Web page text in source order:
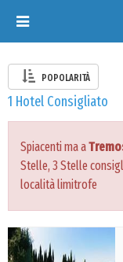
Toggle
navigation
POPOLARITÀ
1 Hotel Consigliato
Spiacenti ma a
Stelle, 3 Stelle
località limitrofe